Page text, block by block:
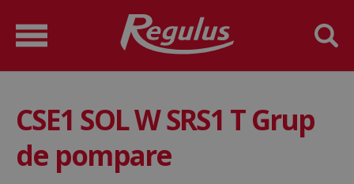
CSE1 SOL W SRS1 T Grup
de pompare